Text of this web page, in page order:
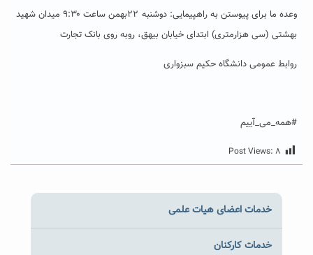
وعده ما برای پیوستن به راهپیمایی: دوشنبه ۲۲بهمن ساعت ۹:۳۰ میدان شهید
بهشتی (سی هزارمتری) ابتدای خیابان بیهق، روبه روی بانک تجارت
روابط عمومی دانشگاه حکیم سبزواری
#همه_می_آییم
Post Views: ۸
خدمات اعضای هیات علمی
خدمات کارکنان